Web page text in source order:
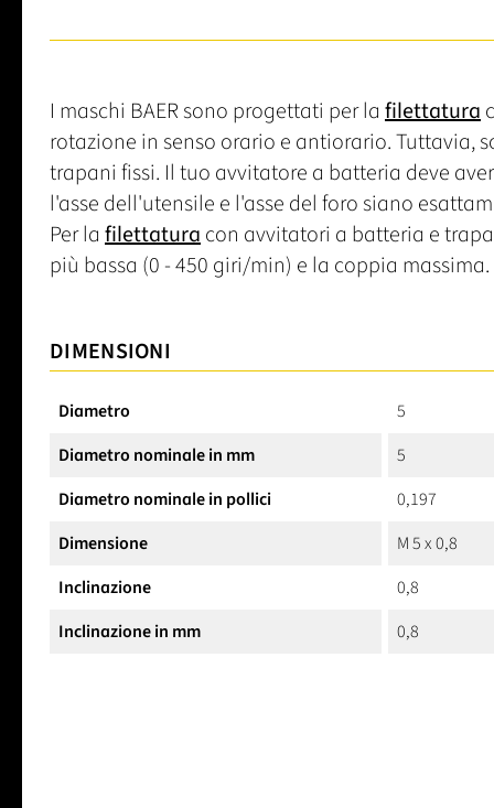
I maschi BAER sono progettati per la filettatura
rotazione in senso orario e antiorario. Tuttavia,
trapani fissi. Il tuo avvitatore a batteria deve
l'asse dell'utensile e l'asse del foro siano
Per la filettaturacon avvitatori a batteria e
più bassa (0 - 450 giri/min) e la coppia massima.
DIMENSIONI
Diametro
5
Diametro nominale in mm
5
Diametro nominale in pollici
0,197
Dimensione
M 5 x 0,8
Inclinazione
0,8
Inclinazione in mm
0,8